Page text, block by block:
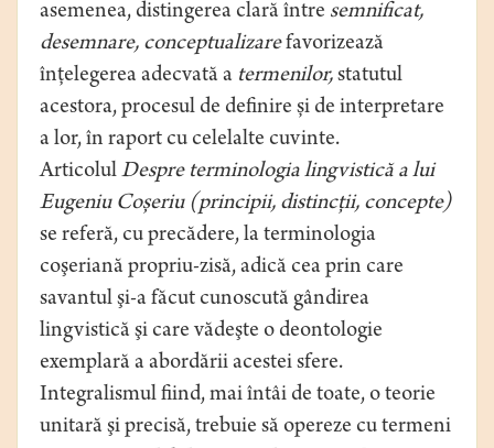
asemenea, distingerea clară între semnificat,
desemnare, conceptualizarefavorizează
înțelegerea adecvată a termenilor,statutul
acestora, procesul de definire și de interpretare
a lor, în raport cu celelalte cuvinte.
ArticolulDespre terminologia lingvistică a lui
Eugeniu Coșeriu (principii, distincții, concepte)
se referă, cu precădere, la terminologia
coşeriană propriu-zisă, adică cea prin care
savantul şi-a făcut cunoscută gândirea
lingvistică şi care vădeşte o deontologie
exemplară a abordării acestei sfere.
Integralismul fiind, mai întâi de toate, o teorie
unitară şi precisă, trebuie să opereze cu termeni